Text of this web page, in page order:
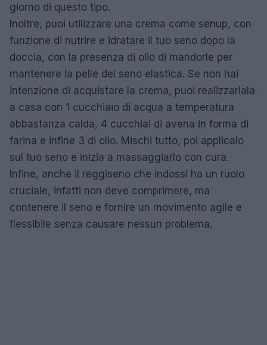
giorno di questo tipo.
Inoltre, puoi utilizzare una crema come senup, con
funzione di nutrire e idratare il tuo seno dopo la
doccia, con la presenza di olio di mandorle per
mantenere la pelle del seno elastica. Se non hai
intenzione di acquistare la crema, puoi realizzarlala
a casa con 1 cucchiaio di acqua a temperatura
abbastanza calda, 4 cucchiai di avena in forma di
farina e infine 3 di olio. Mischi tutto, poi applicalo
sul tuo seno e inizia a massaggiarlo con cura.
Infine, anche il reggiseno che indossi ha un ruolo
cruciale, infatti non deve comprimere, ma
contenere il seno e fornire un movimento agile e
flessibile senza causare nessun problema.